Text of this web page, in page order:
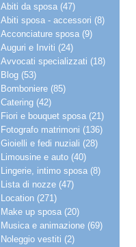
Abiti da sposa (47)
Abiti sposa - accessori (8)
Acconciature sposa (9)
Auguri e Inviti (24)
Avvocati specializzati (18)
Blog (53)
Bomboniere (85)
Catering (42)
Fiori e bouquet sposa (21)
Fotografo matrimoni (136)
Gioielli e fedi nuziali (28)
Limousine e auto (40)
Lingerie, intimo sposa (8)
Lista di nozze (47)
Location (271)
Make up sposa (20)
Musica e animazione (69)
Noleggio vestiti (2)